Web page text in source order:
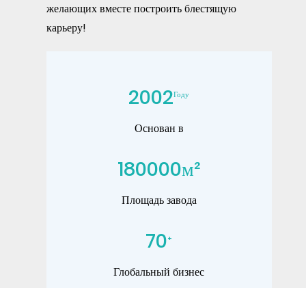
желающих вместе построить блестящую
карьеру!
2002Году
Основан в
180000м²
Площадь завода
70+
Глобальный бизнес